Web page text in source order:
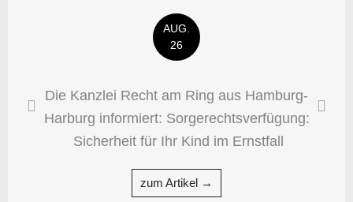
AUG.
26
Die Kanzlei Recht am Ring aus Hamburg-
Harburg informiert: Sorgerechtsverfügung:
Sicherheit für Ihr Kind im Ernstfall
zum Artikel →